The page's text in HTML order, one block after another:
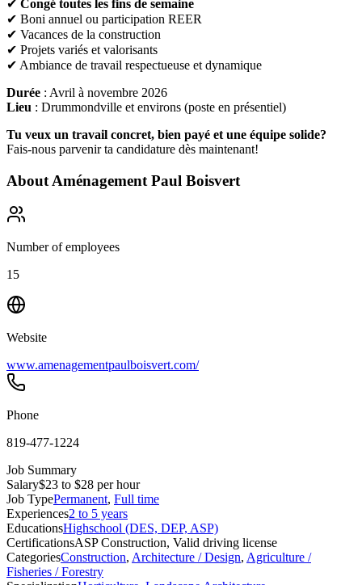
✔ Congé toutes les fins de semaine
✔ Boni annuel ou participation REER
✔ Vacances de la construction
✔ Projets variés et valorisants
✔ Ambiance de travail respectueuse et dynamique
Durée : Avril à novembre 2026
Lieu : Drummondville et environs (poste en présentiel)
Tu veux un travail concret, bien payé et une équipe solide?
Fais-nous parvenir ta candidature dès maintenant!
About Aménagement Paul Boisvert
Number of employees
15
Website
www.amenagementpaulboisvert.com/
Phone
819-477-1224
Job Summary
Salary$23 to $28 per hour
Job TypePermanent, Full time
Experiences2 to 5 years
EducationsHighschool (DES, DEP, ASP)
CertificationsASP Construction, Valid driving license
CategoriesConstruction, Architecture / Design, Agriculture /
Fisheries / Forestry